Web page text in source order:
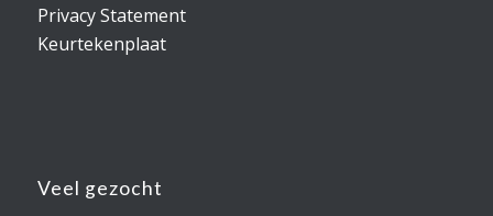
Privacy Statement
Keurtekenplaat
Veel gezocht